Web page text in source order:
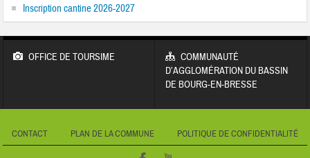
Inscription cantine 2026-2027
OFFICE DE TOURSIME
COMMUNAUTÉ
D’AGGLOMÉRATION DU BASSIN
DE BOURG-EN-BRESSE
CONTACT PLAN DE LA COMMUNE POLITIQUE DE CONFIDENTIALITÉ